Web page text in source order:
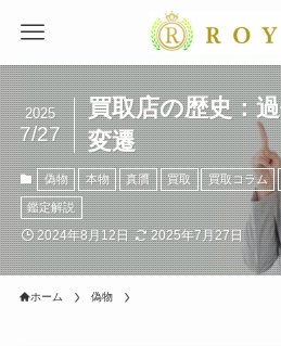
買取店の歴史：
変遷
2025
7/27
偽物 本物 真贋 買取 買取コラム
鑑定解説
2024年8月12日 2025年7月27日
ホーム 偽物